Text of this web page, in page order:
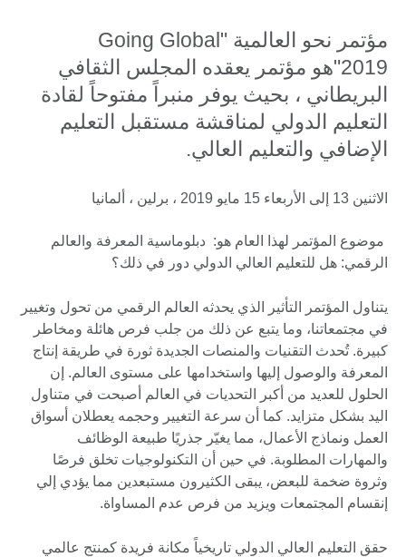
مؤتمر نحو العالمية "Going Global
2019"هو مؤتمر يعقده المجلس الثقافي
البريطاني ، بحيث يوفر منبراً مفتوحاً لقادة
التعليم الدولي لمناقشة مستقبل التعليم
الإضافي والتعليم العالي.
الاثنين 13 إلى الأربعاء 15 مايو 2019 ، برلين ، ألمانيا
موضوع المؤتمر لهذا العام هو: دبلوماسية المعرفة والعالم
الرقمي: هل للتعليم العالي الدولي دور في ذلك؟
يتناول المؤتمر التأثير الذي يحدثه العالم الرقمي من تحول وتغيير
في مجتمعاتنا، وما يتبع عن ذلك من جلب فرص هائلة ومخاطر
كبيرة. تُحدث التقنيات والمنصات الجديدة ثورة في طريقة إنتاج
المعرفة والوصول إليها واستخدامها على مستوى العالم. إن
الحلول للعديد من أكبر التحديات في العالم أصبحت في متناول
اليد بشكل متزايد. كما أن سرعة التغيير وحجمه يعطلان أسواق
العمل ونماذج الأعمال، مما يغيّر جذريًا طبيعة الوظائف
والمهارات المطلوبة. في حين أن التكنولوجيات تخلق فرصًا
وثروة ضخمة للبعض، يبقى الكثيرون مستبعدين مما يؤدي إلي
إنقسام المجتمعات ويزيد من فرص عدم المساواة.
حقق التعليم العالي الدولي تاريخياً مكانة فريدة كمنتج عالمي